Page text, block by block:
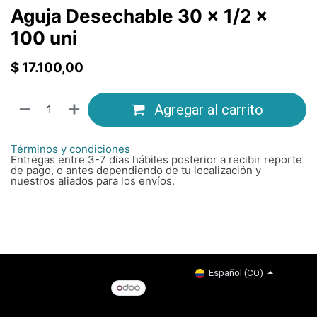
Aguja Desechable 30 x 1/2 x
100 uni
$ 17.100,00
Agregar al carrito
Términos y condiciones
Entregas entre 3-7 dias hábiles posterior a recibir reporte
de pago, o antes dependiendo de tu localización y
nuestros aliados para los envíos.
Español (CO)
Con tecnología de - El #1